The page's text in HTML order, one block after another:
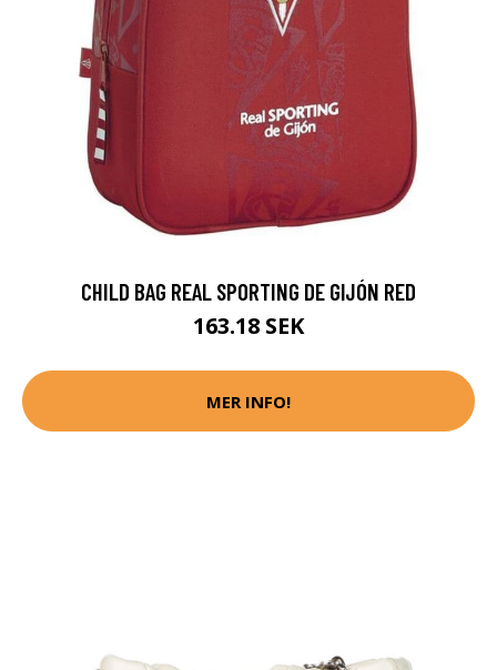
CHILD BAG REAL SPORTING DE GIJÓN RED
163.18 SEK
MER INFO!